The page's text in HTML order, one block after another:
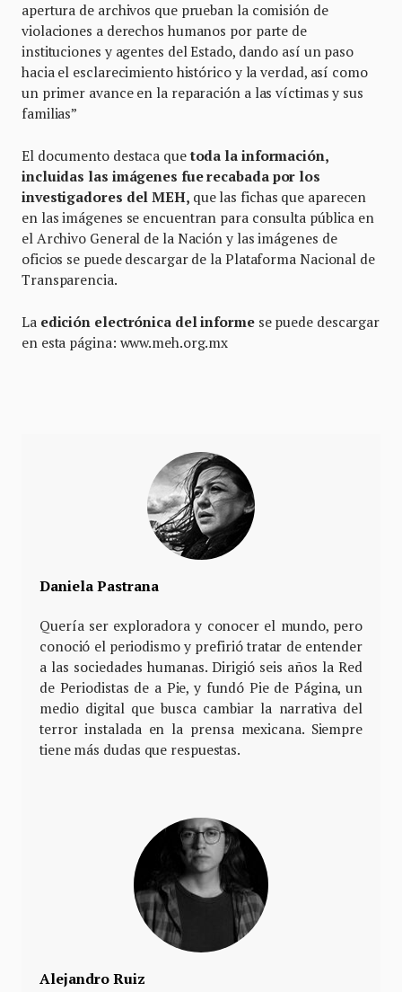
apertura de archivos que prueban la comisión de
violaciones a derechos humanos por parte de
instituciones y agentes del Estado, dando así un paso
hacia el esclarecimiento histórico y la verdad, así como
un primer avance en la reparación a las víctimas y sus
familias”
El documento destaca quetoda la información,
incluidas las imágenes fue recabada por los
investigadores del MEH, que las fichas que aparecen
en las imágenes se encuentran para consulta pública en
el Archivo General de la Nación y las imágenes de
oficios se puede descargar de la Plataforma Nacional de
Transparencia.
La edición electrónica del informese puede descargar
en esta página: www.meh.org.mx
Daniela Pastrana
Quería ser exploradora y conocer el mundo, pero
conoció el periodismo y prefirió tratar de entender
a las sociedades humanas. Dirigió seis años la Red
de Periodistas de a Pie, y fundó Pie de Página, un
medio digital que busca cambiar la narrativa del
terror instalada en la prensa mexicana. Siempre
tiene más dudas que respuestas.
Alejandro Ruiz